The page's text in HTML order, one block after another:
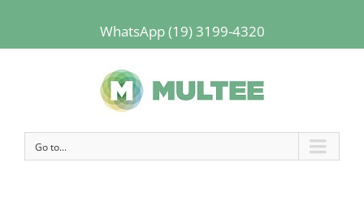
WhatsApp (19) 3199-4320
Go to...